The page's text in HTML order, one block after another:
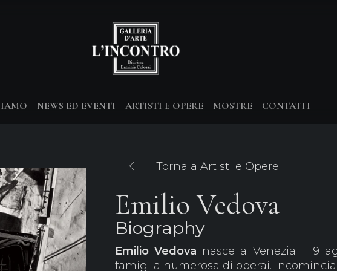
NEWS ED EVENTI ARTISTI E OPERE MOSTRE CONTATTI
Torna a Artisti e Opere
Emilio Vedova
Biography
Emilio Vedova nasce a Venezia il 9
famiglia numerosa di operai. Incomincia